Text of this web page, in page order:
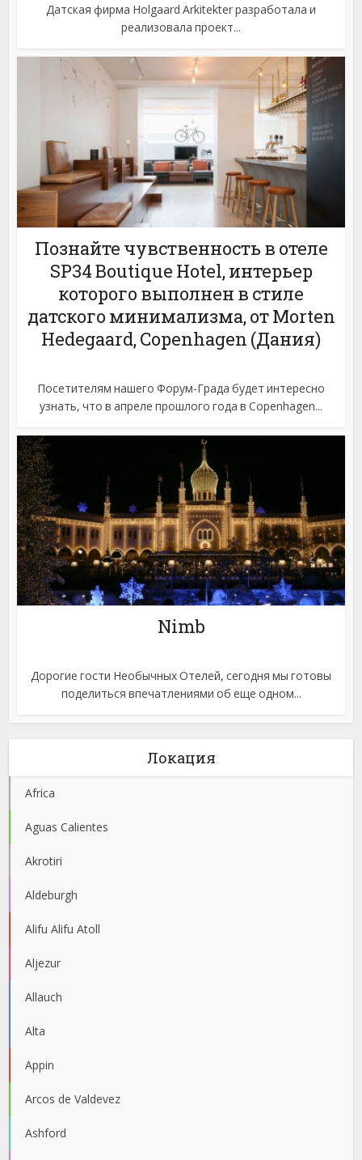
Датская фирма Holgaard Arkitekter разработала и
реализовала проект...
Познайте чувственность в отеле
SP34 Boutique Hotel, интерьер
которого выполнен в стиле
датского минимализма, от Morten
Hedegaard, Copenhagen (Дания)
Посетителям нашего Форум-Града будет интересно
узнать, что в апреле прошлого года в Copenhagen...
Nimb
Дорогие гости Необычных Отелей, сегодня мы готовы
поделиться впечатлениями об еще одном...
Локация
Africa
Aguas Calientes
Akrotiri
Aldeburgh
Alifu Alifu Atoll
Aljezur
Allauch
Alta
Appin
Arcos de Valdevez
Ashford